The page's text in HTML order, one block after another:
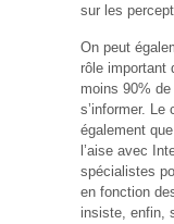
sur les
On peut
rôle important
moins 90%
s’informer.
également
l’aise avec
spécialistes
en fonction
insiste, enfin,